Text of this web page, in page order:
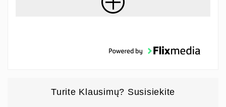
Turite Klausimų? Susisiekite